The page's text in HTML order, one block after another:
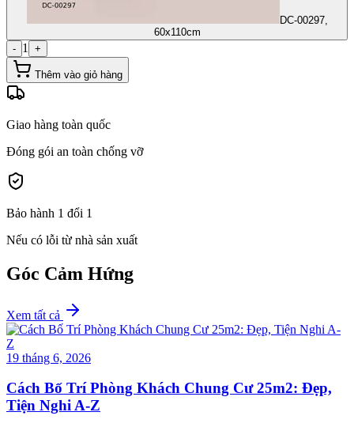
DC-00297,
60x110cm
- 1 +
Thêm vào giỏ hàng
Giao hàng toàn quốc
Đóng gói an toàn chống vỡ
Bảo hành 1 đổi 1
Nếu có lỗi từ nhà sản xuất
Góc Cảm Hứng
Xem tất cả
19 tháng 6, 2026
Cách Bố Trí Phòng Khách Chung Cư 25m2: Đẹp,
Tiện Nghi A-Z